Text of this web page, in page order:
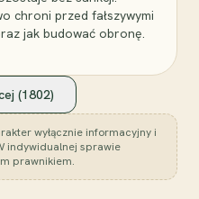
chroni przed fałszywymi
jak budować obronę.
(1802)
wyłącznie informacyjny i
indywidualnej sprawie
prawnikiem.